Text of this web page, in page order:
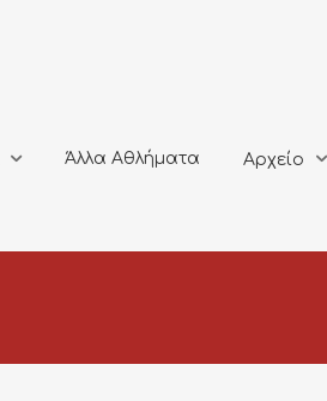
Άλλα Αθλήματα Αρχείο